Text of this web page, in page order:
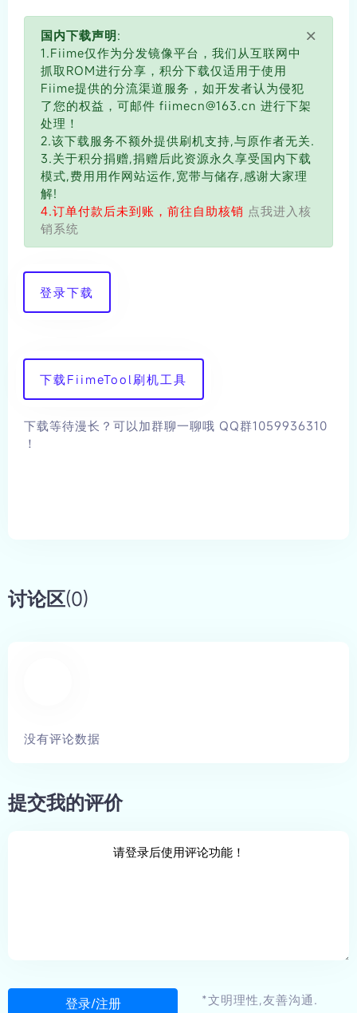
×
国内下载声明:
1.Fiime仅作为分发镜像平台，我们从互联网中
抓取ROM进行分享，积分下载仅适用于使用
Fiime提供的分流渠道服务，如开发者认为侵犯
了您的权益，可邮件 fiimecn@163.cn 进行下架
处理！
2.该下载服务不额外提供刷机支持,与原作者无关.
3.关于积分捐赠,捐赠后此资源永久享受国内下载
模式,费用用作网站运作,宽带与储存,感谢大家理
解!
4.订单付款后未到账，前往自助核销 点我进入核
销系统
登录下载
下载FiimeTool刷机工具
下载等待漫长？可以加群聊一聊哦 QQ群1059936310
！
讨论区(0)
没有评论数据
提交我的评价
登录/注册 *文明理性,友善沟通.